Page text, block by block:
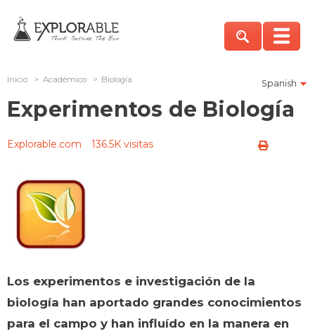
Spanish
Inicio > Académico > Biología
Experimentos de Biología
Explorable.com 136.5K visitas
Los experimentos e investigación de la
biología han aportado grandes conocimientos
para el campo y han influído en la manera en